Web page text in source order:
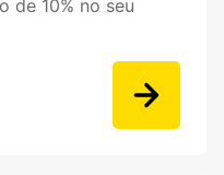
de 10% no seu